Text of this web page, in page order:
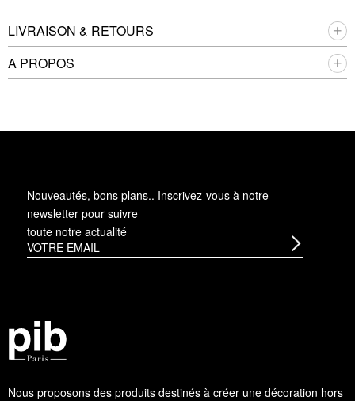
LIVRAISON & RETOURS
A PROPOS
Nous proposons des produits destinés à créer une décoration hors
Nouveautés, bons plans.. Inscrivez-vous à notre
newsletter pour suivre
toute notre actualité